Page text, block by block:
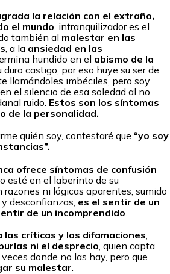
la relación con el extraño,
el mundo, intranquilizador es el
también al malestar en las
, a la ansiedad en las
hundido en el abismo de la
duro castigo, por eso huye su ser de
llamándoles imbéciles, pero soy
el silencio de esa soledad al no
ruido. Estos son los síntomas
de la personalidad.
quién soy, contestaré que “yo soy
ofrece síntomas de confusión
esté en el laberinto de su
ni lógicas aparentes, sumido
desconfianzas, es el sentir de un
de un incomprendido
las críticas y las difamaciones
ni el desprecio , quien capta
donde no las hay, pero que
su malestar